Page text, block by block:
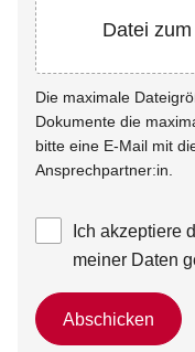
Datei
Die maximale
Dokumente die
bitte eine E-Mail mit
Ansprechpartner:in.
Ich akzeptiere
meiner Daten
Abschicken